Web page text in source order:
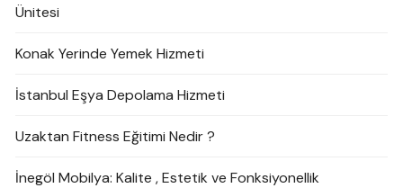
Ünitesi
Konak Yerinde Yemek Hizmeti
İstanbul Eşya Depolama Hizmeti
Uzaktan Fitness Eğitimi Nedir ?
İnegöl Mobilya: Kalite , Estetik ve Fonksiyonellik